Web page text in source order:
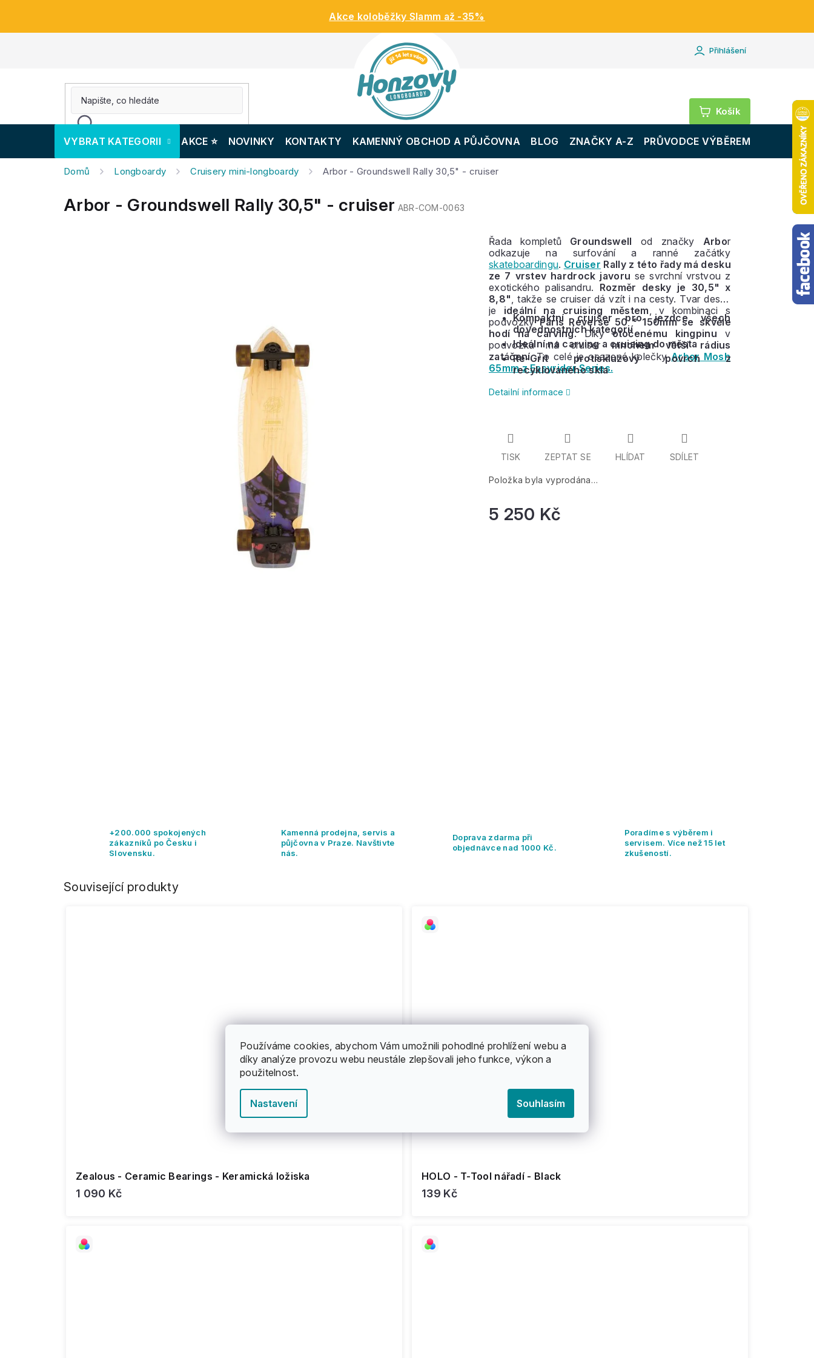
Používáme cookies, abychom Vám umožnili pohodlné prohlížení webu a
díky analýze provozu webu neustále zlepšovali jeho funkce, výkon a
použitelnost.
Nastavení Souhlasím
Akce koloběžky Slamm až -35%
Přihlášení
Nákupní
košík
VYBRAT KATEGORII AKCE ⭐️ NOVINKY KONTAKTY KAMENNÝ OBCHOD A PŮJČOVNA BLOG ZNAČKY A-Z PRŮVODCE VÝBĚREM
Domů Longboardy Cruisery mini-longboardy Arbor - Groundswell Rally 30,5" - cruiser
Arbor - Groundswell Rally 30,5" - cruiser ABR-COM-0063
5 250 Kč
Položka byla vyprodána…
Řada kompletů Groundswell od značky Arbor
odkazuje na surfování a ranné začátky
skateboardingu. Cruiser Rally z této řady má desku
ze 7 vrstev hardrock javoru se svrchní vrstvou z
exotického palisandru. Rozměr desky je 30,5" x
8,8", takže se cruiser dá vzít i na cesty. Tvar desky
je ideální na cruising městem, v kombinaci s
podvozkyParis Reverse 50 ° 150mm se skvěle
hodí na carving. Díkyotočenému kingpinu v
podvozku má cruisermnohem větší rádius
zatáčení.To celé je osazené kolečkyArbor Mosh
65mm z Easyrider Series.
Kompaktní cruiser pro jezdce všech
dovednostních kategorií
Ideální na carving a cruising do města
Re-Grit protiskluzový povrch z
recyklovaného skla
Detailní informace
TISK ZEPTAT SE HLÍDAT SDÍLET
+200.000 spokojených
zákazníků po Česku i
Slovensku.
Kamenná prodejna, servis a
půjčovna v Praze. Navštivte
nás.
Doprava zdarma při
objednávce nad 1000 Kč.
Poradíme s výběrem i
servisem. Více než 15 let
zkušeností.
Související produkty
Zealous - Ceramic Bearings - Keramická ložiska
1 090 Kč
HOLO - T-Tool nářadí - Black
139 Kč